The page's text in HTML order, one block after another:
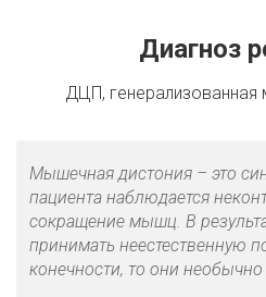
Диагноз
ДЦП, генерализованная
Мышечная дистония – это
пациента наблюдается
сокращение мышц. В
принимать неестественную
конечности, то они необычно